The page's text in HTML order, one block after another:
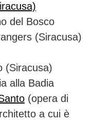
del Bosco
(Siracusa)
(Siracusa)
alla Badia
(opera di
a cui è